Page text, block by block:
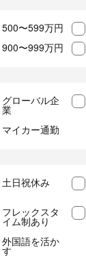
500〜599万円
900〜999万円
グローバル企
業
マイカー通勤
土日祝休み
フレックスタ
イム制あり
外国語を活か
す